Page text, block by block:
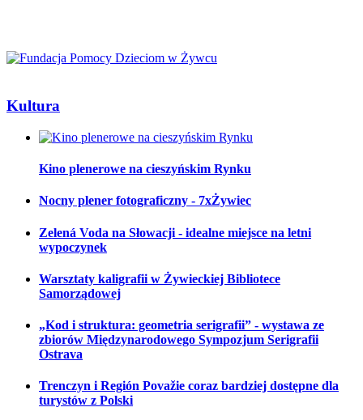
Kultura
Kino plenerowe na cieszyńskim Rynku
Nocny plener fotograficzny - 7xŻywiec
Zelená Voda na Słowacji - idealne miejsce na letni
wypoczynek
Warsztaty kaligrafii w Żywieckiej Bibliotece
Samorządowej
„Kod i struktura: geometria serigrafii” - wystawa ze
zbiorów Międzynarodowego Sympozjum Serigrafii
Ostrava
Trenczyn i Región Považie coraz bardziej dostępne dla
turystów z Polski